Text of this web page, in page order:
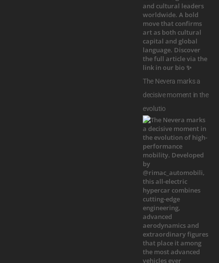
The Nevera marks a
decisive moment in the
evolutio